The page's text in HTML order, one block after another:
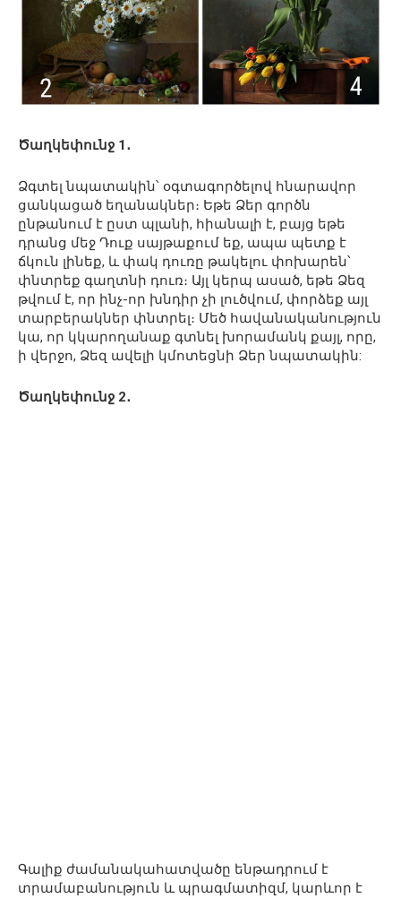
Ծաղկեփունջ 1․
Ձգտել նպատակին՝ օգտագործելով հնարավոր
ցանկացած եղանակներ։ Եթե ​​Ձեր գործն
ընթանում է ըստ պլանի, հիանալի է, բայց եթե
դրանց մեջ Դուք սայթաքում եք, ապա պետք է
ճկուն լինեք, և փակ դուռը թակելու փոխարեն՝
փնտրեք գաղտնի դուռ։ Այլ կերպ ասած, եթե Ձեզ
թվում է, որ ինչ-որ խնդիր չի լուծվում, փորձեք այլ
տարբերակներ փնտրել։ Մեծ հավանականություն
կա, որ կկարողանաք գտնել խորամանկ քայլ, որը,
ի վերջո, Ձեզ ավելի կմոտեցնի Ձեր նպատակին:
Ծաղկեփունջ 2․
Գալիք ժամանակահատվածը ենթադրում է
տրամաբանություն և պրագմատիզմ, կարևոր է